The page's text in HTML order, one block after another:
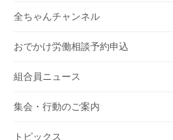
全ちゃんチャンネル
おでかけ労働相談予約申込
組合員ニュース
集会・行動のご案内
トピックス